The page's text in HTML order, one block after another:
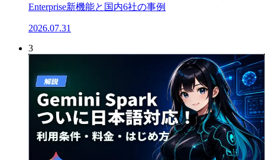
Enterprise新機能と国内6社の事例
2026.07.31
3